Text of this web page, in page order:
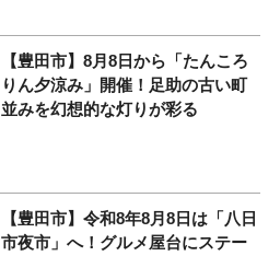
【豊田市】8月8日から「たんころ
りん夕涼み」開催！足助の古い町
並みを幻想的な灯りが彩る
【豊田市】令和8年8月8日は「八日
市夜市」へ！グルメ屋台にステー